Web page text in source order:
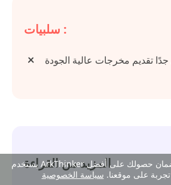
سلبيات :
المزيد من القراءةيستخدم ArkThinker ملفات تعريف الارتباط لضمان حصولك على أفضل
تجربة على موقعنا. سياسة الخصوصية